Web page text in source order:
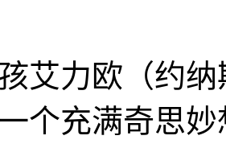
力欧（约纳斯
个充满奇思